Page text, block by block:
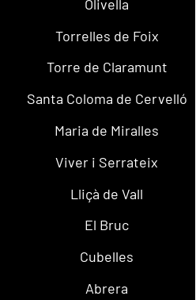
Olivella
Torrelles de Foix
Torre de Claramunt
Santa Coloma de Cervelló
Maria de Miralles
Viver i Serrateix
Lliçà de Vall
El Bruc
Cubelles
Abrera